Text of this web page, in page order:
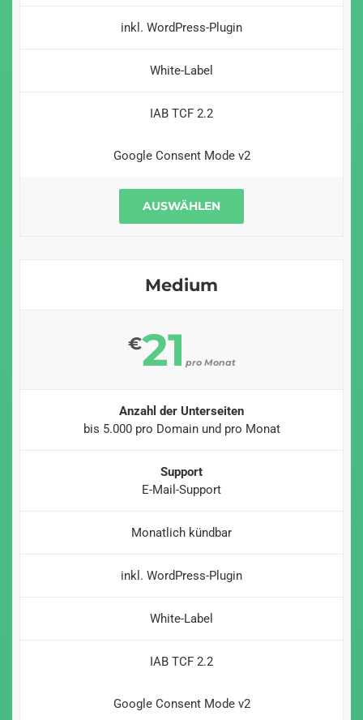
inkl. WordPress-Plugin
White-Label
IAB TCF 2.2
Google Consent Mode v2
AUSWÄHLEN
Medium
€21 pro Monat
Anzahl der Unterseiten
bis 5.000 pro Domain und pro Monat
Support
E-Mail-Support
Monatlich kündbar
inkl. WordPress-Plugin
White-Label
IAB TCF 2.2
Google Consent Mode v2